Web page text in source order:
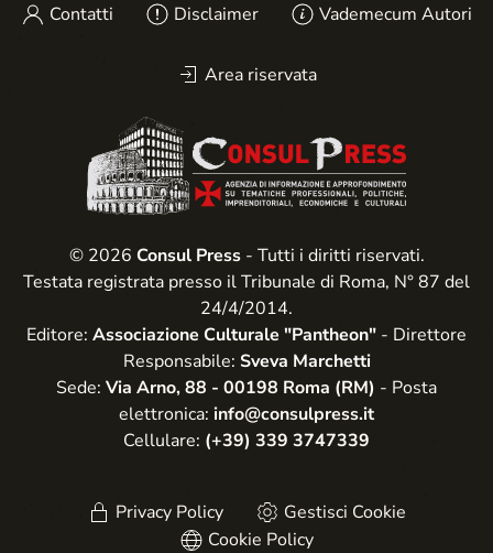
Contatti Disclaimer Vademecum Autori
Area riservata
© 2026 Consul Press- Tutti i diritti riservati.
Testata registrata presso il Tribunale di Roma, N° 87 del
24/4/2014.
Editore: Associazione Culturale "Pantheon" - Direttore
Responsabile: Sveva Marchetti
Sede: Via Arno, 88 - 00198 Roma (RM) - Posta
elettronica: info@consulpress.it
Cellulare: (+39) 339 3747339
Privacy Policy
Gestisci Cookie
Cookie Policy